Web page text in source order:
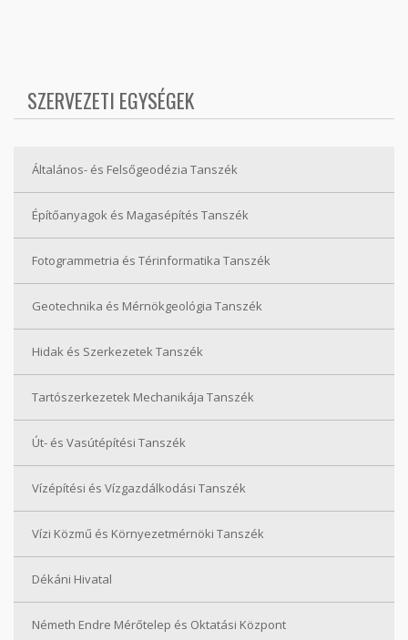
SZERVEZETI EGYSÉGEK
Általános- és Felsőgeodézia Tanszék
Építőanyagok és Magasépítés Tanszék
Fotogrammetria és Térinformatika Tanszék
Geotechnika és Mérnökgeológia Tanszék
Hidak és Szerkezetek Tanszék
Tartószerkezetek Mechanikája Tanszék
Út- és Vasútépítési Tanszék
Vízépítési és Vízgazdálkodási Tanszék
Vízi Közmű és Környezetmérnöki Tanszék
Dékáni Hivatal
Németh Endre Mérőtelep és Oktatási Központ